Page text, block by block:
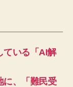
ている「AI解
に、「難民受